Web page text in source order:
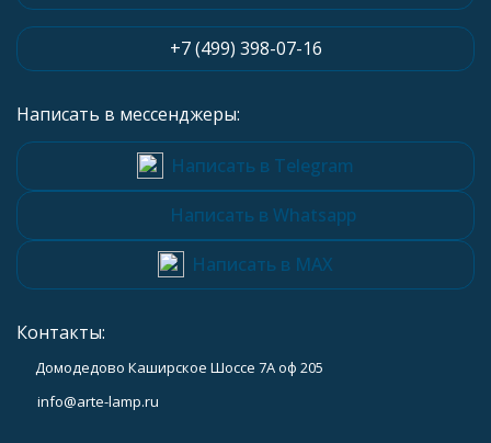
+7 (499) 398-07-16
Написать в мессенджеры:
Написать в Telegram
Написать в Whatsapp
Написать в MAX
Контакты:
Домодедово Каширское Шоссе 7А оф 205
info@arte-lamp.ru